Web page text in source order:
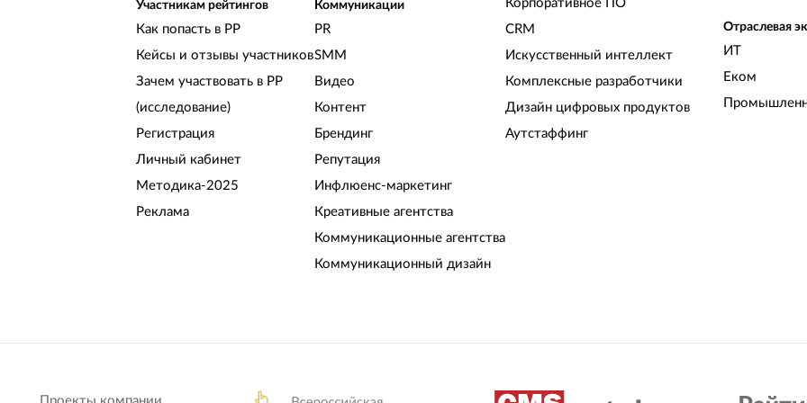
Участникам рейтингов
Как попасть в РР
Кейсы и отзывы участников
Зачем участвовать в РР
(исследование)
Регистрация
Личный кабинет
Методика-2025
Реклама
Коммуникации
PR
SMM
Видео
Контент
Брендинг
Репутация
Инфлюенс-маркетинг
Креативные агентства
Коммуникационные агентства
Коммуникационный дизайн
Корпоративное ПО
CRM
Искусственный интеллект
Комплексные разработчики
Дизайн цифровых продуктов
Аутстаффинг
Отраслевая
ИТ
Еком